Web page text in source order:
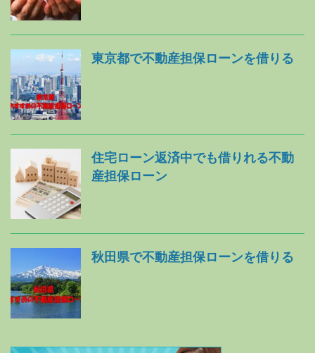
東京都で不動産担保ローンを借りる
住宅ローン返済中でも借りれる不動
産担保ローン
秋田県で不動産担保ローンを借りる